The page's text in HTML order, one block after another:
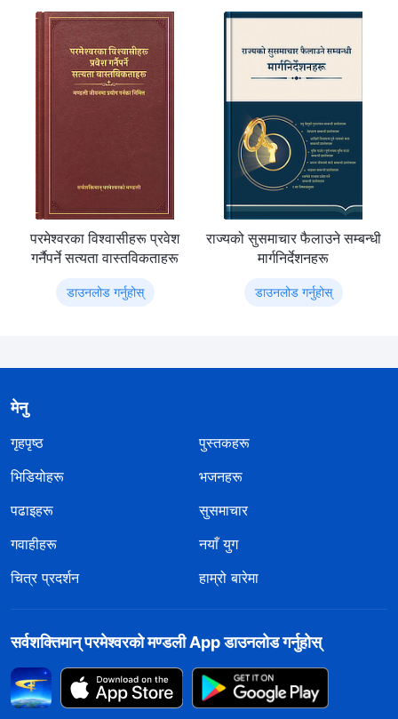
परमेश्‍वरका विश्‍वासीहरू प्रवेश
गर्नैपर्ने सत्यता वास्तविकताहरू
डाउनलोड गर्नुहोस्
राज्यको सुसमाचार फैलाउने सम्‍बन्धी
मार्गनिर्देशनहरू
डाउनलोड गर्नुहोस्
मेनु
गृहपृष्ठ
पुस्तकहरू
भिडियोहरू
भजनहरू
पढाइहरू
सुसमाचार
गवाहीहरू
नयाँ युग
चित्र प्रदर्शन
हाम्रो बारेमा
सर्वशक्तिमान्‌ परमेश्‍वरको मण्डली App डाउनलोड गर्नुहोस्